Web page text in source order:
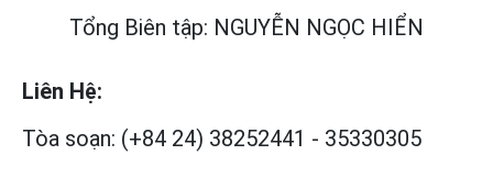
Tổng Biên tập: NGUYỄN NGỌC HIỂN
Liên Hệ:
Tòa soạn: (+84 24) 38252441 - 35330305